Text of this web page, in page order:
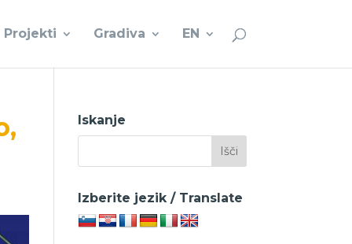
Projekti Gradiva EN
Iskanje
Izberite jezik / Translate